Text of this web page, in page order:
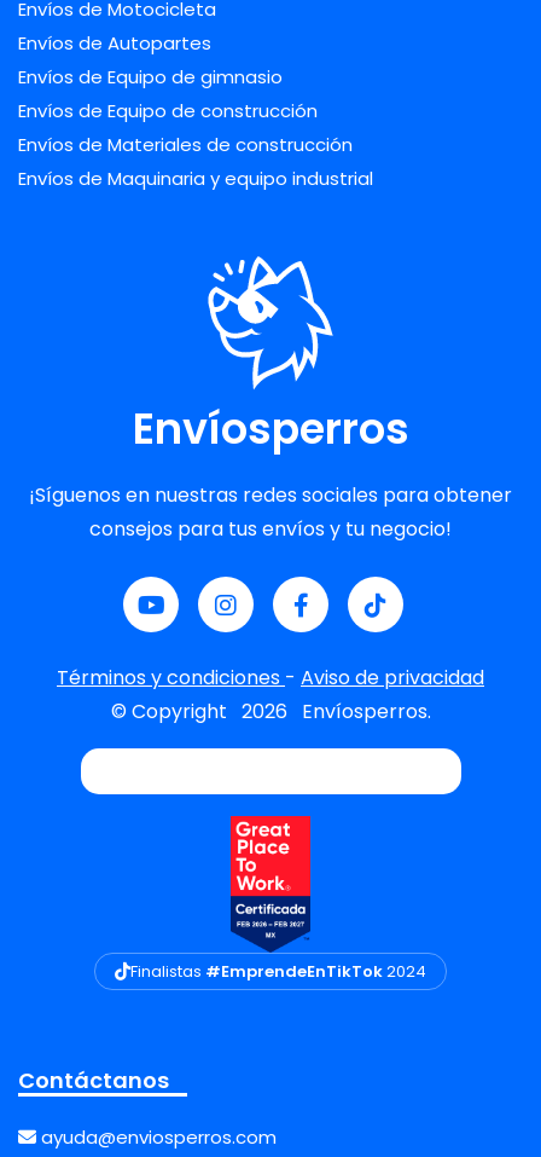
Envíos de Motocicleta
Envíos de Autopartes
Envíos de Equipo de gimnasio
Envíos de Equipo de construcción
Envíos de Materiales de construcción
Envíos de Maquinaria y equipo industrial
Envíosperros
¡Síguenos en nuestras redes sociales para obtener
consejos para tus envíos y tu negocio!
Términos y condiciones - Aviso de privacidad
© Copyright 2026 Envíosperros.
Finalistas #EmprendeEnTikTok2024
Contáctanos
ayuda@enviosperros.com